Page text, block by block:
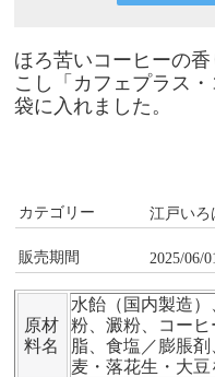
ほろ苦いコーヒーの
こし「カフェプラス
袋に入れました。
カテゴリー 江戸いろ
販売期間 2025/06/
原材
料名
水飴（国内製造
粉、澱粉、コー
脂、食塩／膨脹
麦・落花生・大豆